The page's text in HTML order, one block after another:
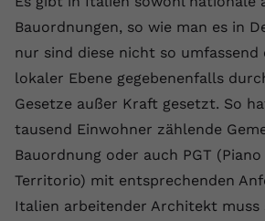
Bauordnungen, so wie man es in
nur sind diese nicht so umfassend
lokaler Ebene gegebenenfalls
Gesetze außer Kraft gesetzt. So
tausend Einwohner zählende
Bauordnung oder auch PGT
Territorio) mit entsprechenden
Italien arbeitender Architekt muss